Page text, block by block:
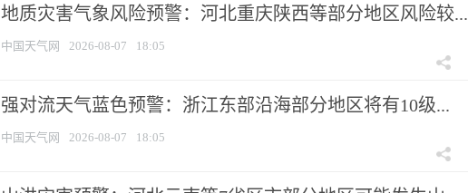
地质灾害气象风险预警：河北重庆陕西等部分地区风险较...
中国天气网 2026-08-07 18:05
强对流天气蓝色预警：浙江东部沿海部分地区将有10级...
中国天气网 2026-08-07 18:05